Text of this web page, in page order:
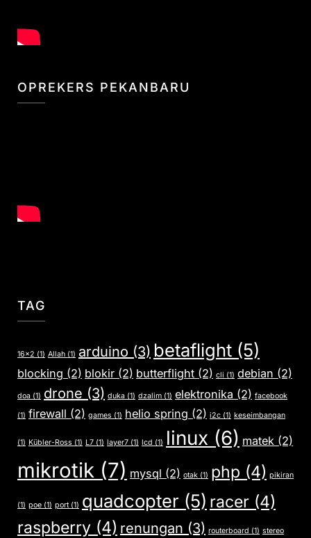
OPREKERS PEKANBARU
TAG
16x2 (1) Allah (1) arduino (3) betaflight (5)
blocking (2) blokir (2) butterflight (2) cli (1) debian (2)
doa (1) drone (3) duka (1) dzalim (1) elektronika (2) facebook
(1) firewall (2) games (1) helio spring (2) i2c (1) keseimbangan
(1) Kübler-Ross (1) L7 (1) layer7 (1) lcd (1) linux (6) matek (2)
mikrotik (7) mysql (2) otak (1) php (4) pikiran
(1) poe (1) port(1) quadcopter (5) racer (4)
raspberry (4) renungan (3) routerboard (1) stereo